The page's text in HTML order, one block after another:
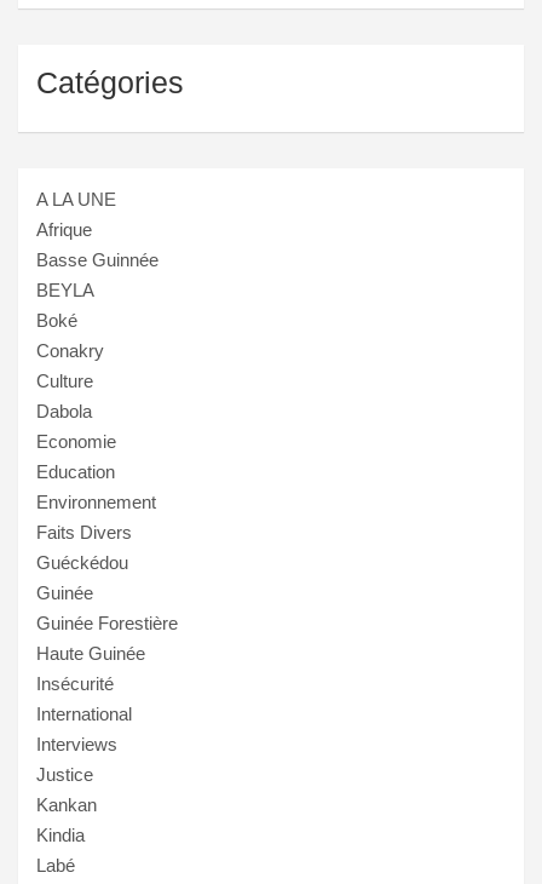
Catégories
A LA UNE
Afrique
Basse Guinnée
BEYLA
Boké
Conakry
Culture
Dabola
Economie
Education
Environnement
Faits Divers
Guéckédou
Guinée
Guinée Forestière
Haute Guinée
Insécurité
International
Interviews
Justice
Kankan
Kindia
Labé